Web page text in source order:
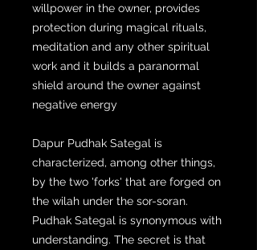
willpower in the owner, provides
protection during magical rituals,
meditation and any other spiritual
work and it builds a paranormal
shield around the owner against
negative energy
Dapur Pudhak Sategal is
characterized, among other things,
by the two 'forks' that are forged on
the wilah under the sor-soran.
Pudhak Sategal is synonymous with
understanding. The secret is that